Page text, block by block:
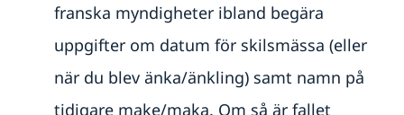
franska myndigheter ibland begära
uppgifter om datum för skilsmässa (eller
när du blev änka/änkling) samt namn på
tidigare make/maka. Om så är fallet